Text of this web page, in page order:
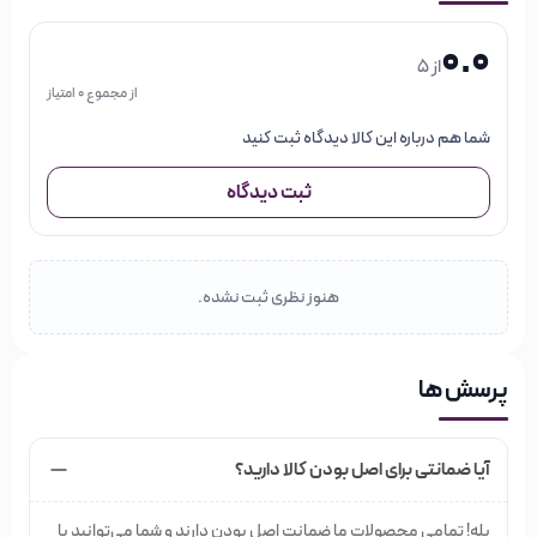
می تواتید از روغن ارگان برای از بین بردن ریشه های پوستی کنار
ناخن و ترم کردن پوست دست و صورت نیز استفاده نمایید.
برای مشاهده محصولات برندراستلی
Rastelli کلیک
0.0از 5
از مجموع 0 امتیاز
شما هم درباره این کالا دیدگاه ثبت کنید
ثبت دیدگاه
هنوز نظری ثبت نشده.
پرسش ها
آیا ضمانتی برای اصل بودن کالا دارید؟
بله! تمامی محصولات ما ضمانت اصل بودن دارند و شما می‌توانید با